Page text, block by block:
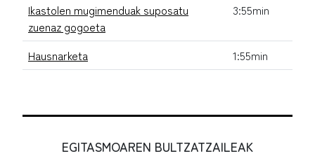
Ikastolen mugimenduak suposatu
zuenaz gogoeta
3:55min
Hausnarketa 1:55min
EGITASMOAREN BULTZATZAILEAK